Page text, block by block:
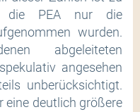
die PEA nur die
wurden.
abgeleiteten
angesehen
unberücksichtigt.
eine deutlich größere